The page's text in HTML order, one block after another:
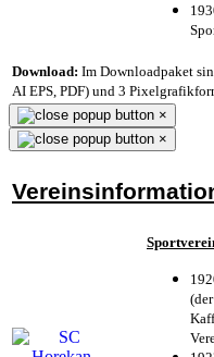
Download: Im Downloadpaket
AI EPS, PDF) und 3
×
×